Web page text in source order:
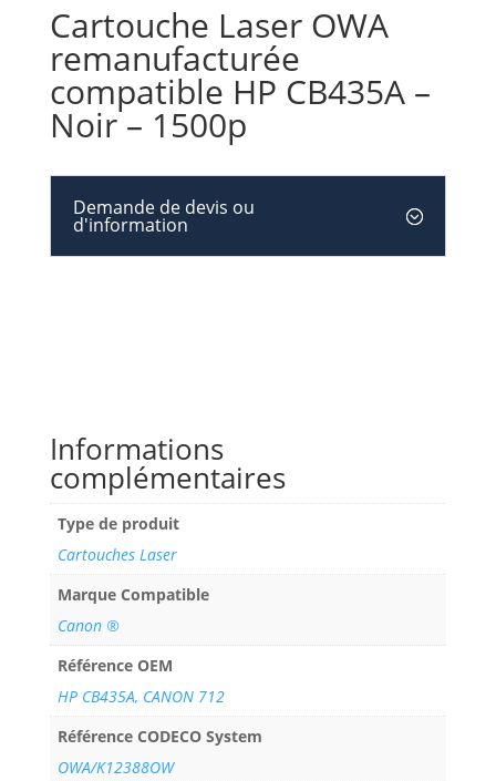
Cartouche Laser OWA
remanufacturée
compatible HP CB435A –
Noir – 1500p
Demande de devis ou
d'information
Informations
complémentaires
Type de produit
Cartouches Laser
Marque Compatible
Canon ®
Référence OEM
HP CB435A, CANON 712
Référence CODECO System
OWA/K12388OW